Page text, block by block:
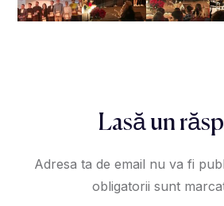
Lasă un
Adresa ta de email nu va fi
obligatorii sunt